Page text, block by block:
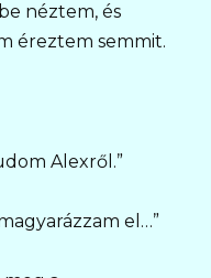
néztem, és
éreztem semmit.
Alexről.”
el…”